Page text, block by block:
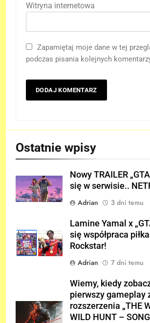
Witryna internetowa
Zapamiętaj moje dane w tej
podczas pisania kolejnych
Ostatnie wpisy
Nowy TRAILER
się w serwisie..
Adrian
3 dni temu
Lamine Yamal x
się współpraca
Rockstar!
Adrian
7 dni temu
Wiemy, kiedy
pierwszy gameplay
rozszerzenia „THE
WILD HUNT –